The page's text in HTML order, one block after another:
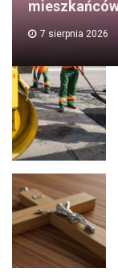
7 sierpnia 2026